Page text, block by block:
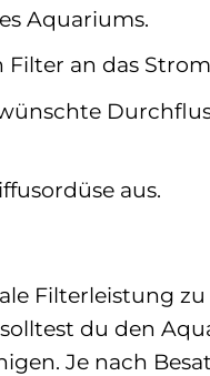
Aquariums.
Filter an das
aus.
Filterleistung zu
du den
Je nach